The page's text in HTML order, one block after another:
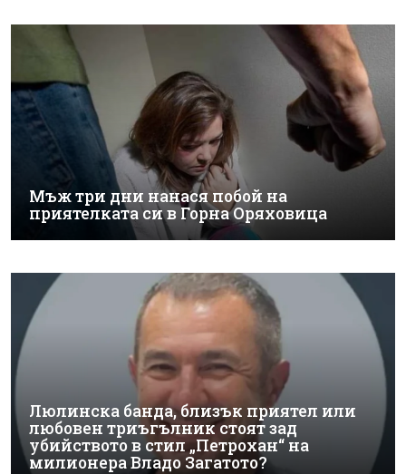
Мъж три дни нанася побой на
приятелката си в Горна Оряховица
Люлинска банда, близък приятел или
любовен триъгълник стоят зад
убийството в стил „Петрохан“ на
милионера Владо Загатото?